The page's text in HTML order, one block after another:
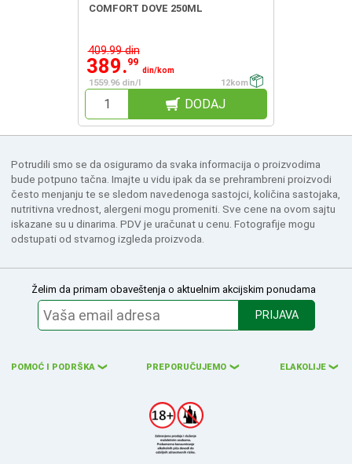
COMFORT DOVE 250ML
409.99 din
389.99
din/kom
1559.96 din/l
12kom
DODAJ
Potrudili smo se da osiguramo da svaka informacija o proizvodima
bude potpuno tačna. Imajte u vidu ipak da se prehrambreni proizvodi
često menjanju te se sledom navedenoga sastojci, količina sastojaka,
nutritivna vrednost, alergeni mogu promeniti. Sve cene na ovom sajtu
iskazane su u dinarima. PDV je uračunat u cenu. Fotografije mogu
odstupati od stvarnog izgleda proizvoda.
Želim da primam obaveštenja o aktuelnim akcijskim ponudama
PRIJAVA
POMOĆ I PODRŠKA ❮ PREPORUČUJEMO ❮ ELAKOLIJE ❮